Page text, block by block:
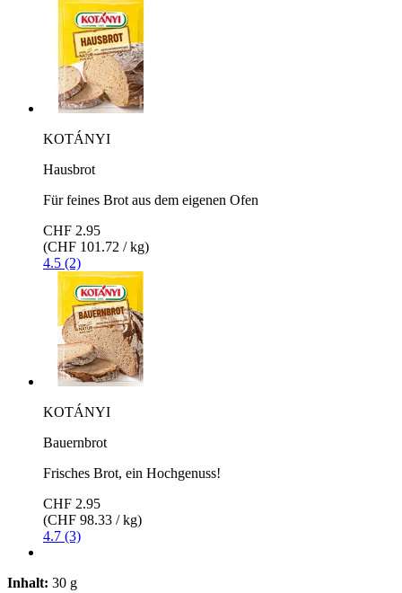
KOTÁNYI
Hausbrot
Für feines Brot aus dem eigenen Ofen
CHF 2.95
(CHF 101.72 / kg)
4.5 (2)
KOTÁNYI
Bauernbrot
Frisches Brot, ein Hochgenuss!
CHF 2.95
(CHF 98.33 / kg)
4.7 (3)
Inhalt: 30 g